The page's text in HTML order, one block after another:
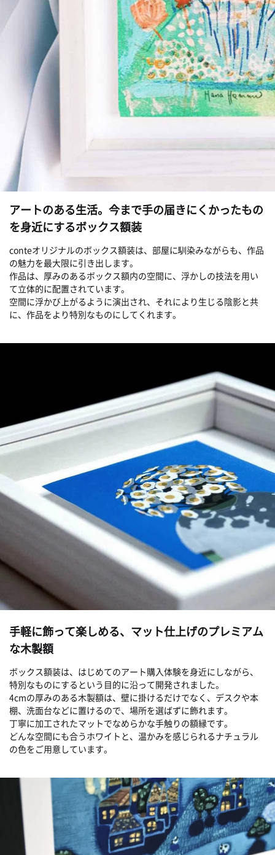
アートのある生活。今まで手の届きにくかったもの
を身近にするボックス額装
conteオリジナルのボックス額装は、部屋に馴染みながらも、作品
の魅力を最大限に引き出します。
作品は、厚みのあるボックス額内の空間に、浮かしの技法を用い
て立体的に配置されています。
空間に浮かび上がるように演出され、それにより生じる陰影と共
に、作品をより特別なものにしてくれます。
手軽に飾って楽しめる、マット仕上げのプレミアム
な木製額
ボックス額装は、はじめてのアート購入体験を身近にしながら、
特別なものにするという目的に沿って開発されました。
4cmの厚みのある木製額は、壁に掛けるだけでなく、デスクや本
棚、洗面台などに置けるので、場所を選ばずに飾れます。
丁寧に加工されたマットでなめらかな手触りの額縁です。
どんな空間にも合うホワイトと、温かみを感じられるナチュラル
の色をご用意しています。